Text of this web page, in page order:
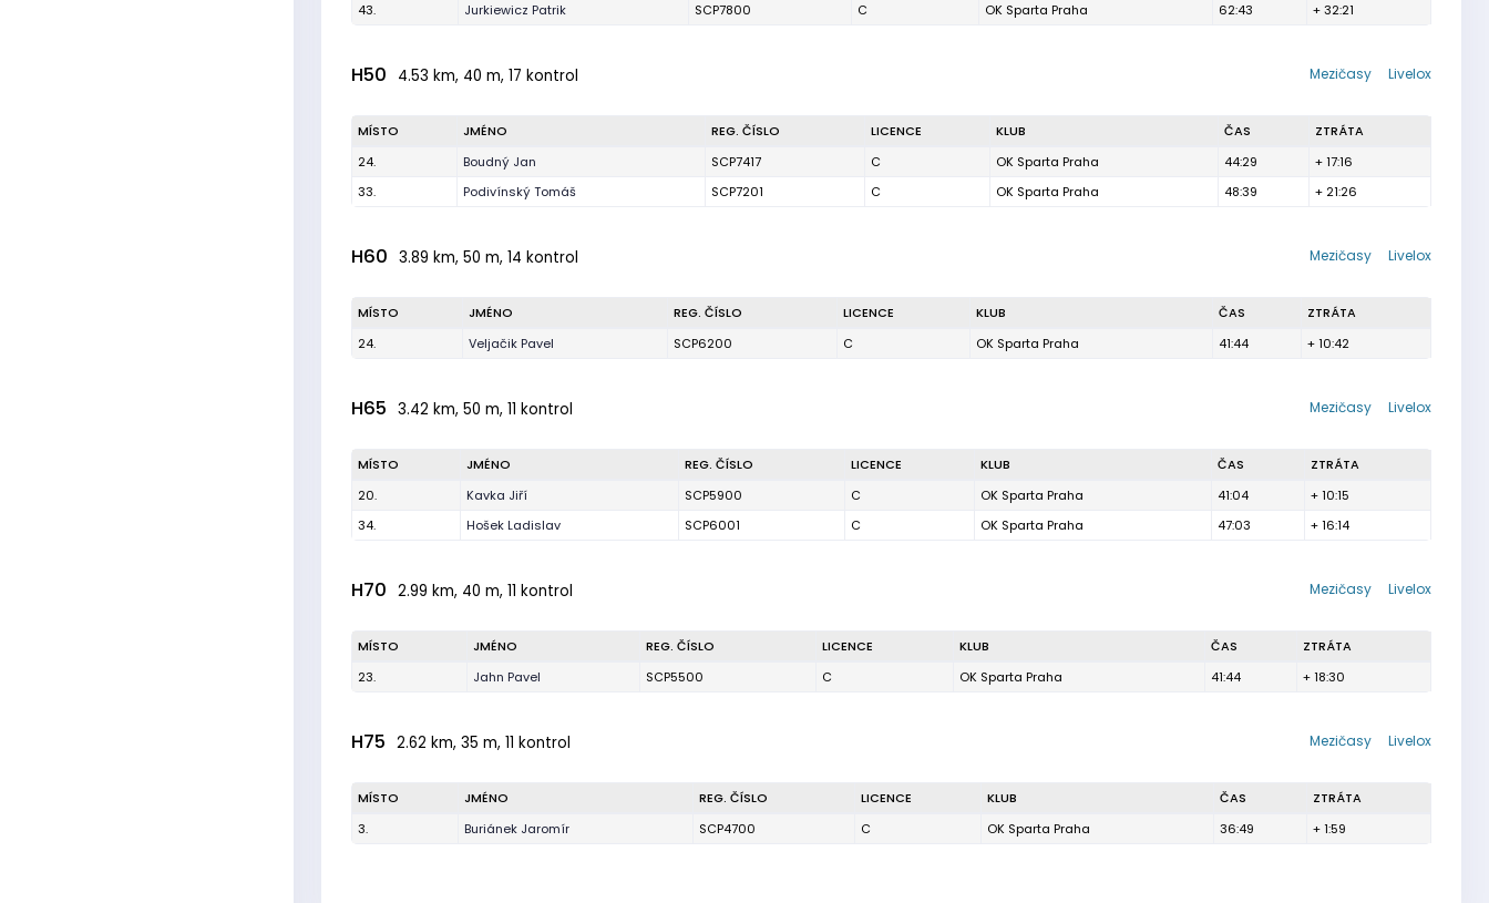
43.
Jurkiewicz Patrik SCP7800 C OK Sparta Praha 62:43 + 32:21
H50 4.53 km, 40 m, 17 kontrol Livelox
Mezičasy
MÍSTO JMÉNO REG. ČÍSLO LICENCE KLUB ČAS
ZTRÁTA
24.
Boudný Jan SCP7417 C OK Sparta Praha 44:29
+ 17:16
33.
Podivínský Tomáš SCP7201 C OK Sparta Praha 48:39 + 21:26
H60 3.89 km, 50 m, 14 kontrol Livelox
Mezičasy
MÍSTO JMÉNO REG. ČÍSLO LICENCE KLUB ČAS
ZTRÁTA
24.
Veljačik Pavel SCP6200 C OK Sparta Praha 41:44 + 10:42
H65 3.42 km, 50 m, 11 kontrol Livelox
Mezičasy
MÍSTO JMÉNO REG. ČÍSLO LICENCE KLUB ČAS
ZTRÁTA
20.
Kavka Jiří SCP5900 C OK Sparta Praha 41:04
+ 10:15
34.
Hošek Ladislav SCP6001 C OK Sparta Praha 47:03 + 16:14
H70 2.99 km, 40 m, 11 kontrol Livelox
Mezičasy
MÍSTO JMÉNO REG. ČÍSLO LICENCE KLUB ČAS
ZTRÁTA
23.
Jahn Pavel SCP5500 C OK Sparta Praha 41:44 + 18:30
H75 2.62 km, 35 m, 11 kontrol Livelox
Mezičasy
MÍSTO JMÉNO REG. ČÍSLO LICENCE KLUB ČAS
ZTRÁTA
3.
Buriánek Jaromír SCP4700 C OK Sparta Praha 36:49 + 1:59